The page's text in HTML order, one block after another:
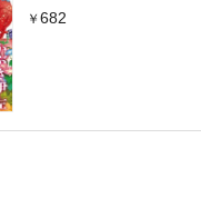
682